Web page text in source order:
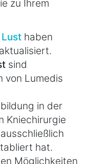
zu Ihrem
haben
sind
von Lumedis
in der
Kniechirurgie
hat.
Möglichkeiten